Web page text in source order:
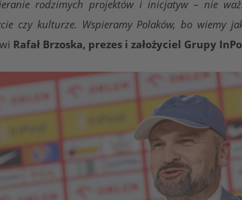
rodzimych projektów i inicjatyw – nie
czy kulturze. Wspieramy Polaków, bo wiemy
Rafał Brzoska, prezes i założyciel Grupy